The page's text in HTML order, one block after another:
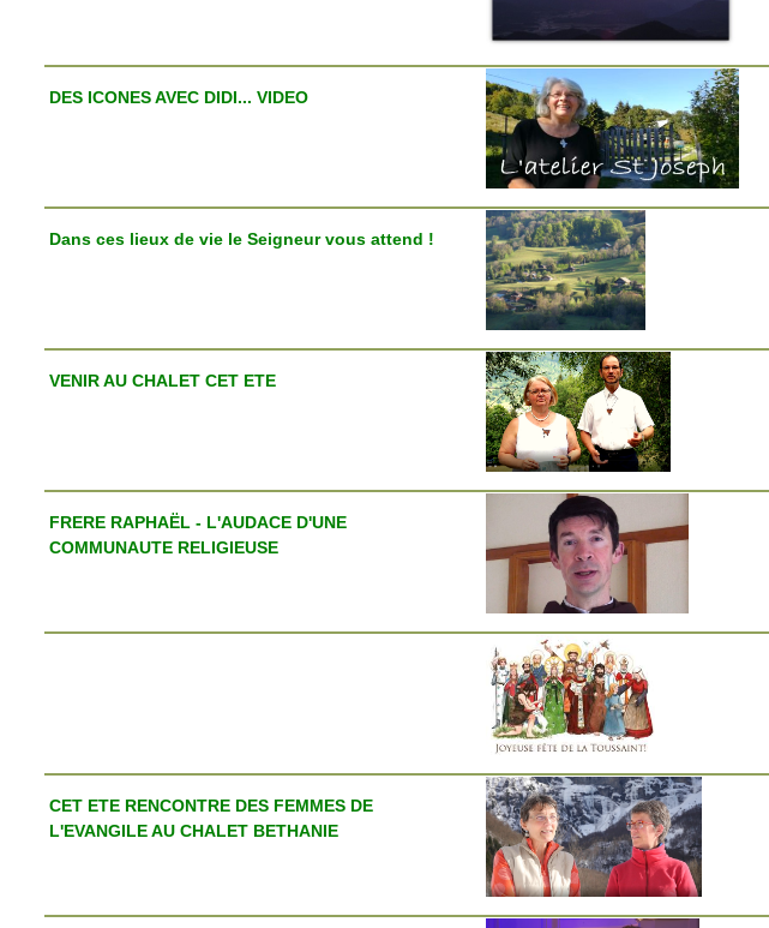
DES ICONES AVEC DIDI... VIDEO
Dans ces lieux de vie le Seigneur vous attend !
VENIR AU CHALET CET ETE
FRERE RAPHAËL - L'AUDACE D'UNE
COMMUNAUTE RELIGIEUSE
CET ETE RENCONTRE DES FEMMES DE
L'EVANGILE AU CHALET BETHANIE